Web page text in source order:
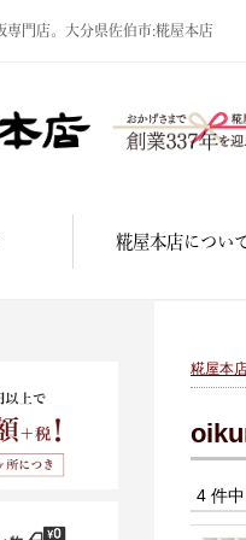
専門店。大分県佐伯市:糀屋本店
糀屋本店につい
糀屋本
4 件